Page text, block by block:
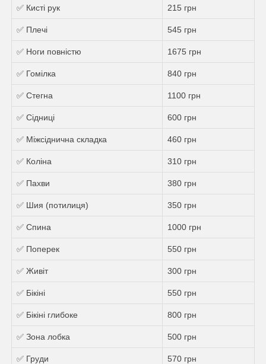
✅ Кисті рук 215 грн
✅ Плечі 545 грн
✅ Ноги повністю 1675 грн
✅ Гомілка 840 грн
✅ Стегна 1100 грн
✅ Сідниці 600 грн
✅ Міжсіднична складка 460 грн
✅ Коліна 310 грн
✅ Пахви 380 грн
✅ Шия (потилиця) 350 грн
✅ Спина 1000 грн
✅ Поперек 550 грн
✅ Живіт 300 грн
✅ Бікіні 550 грн
✅ Бікіні глибоке 800 грн
✅ Зона лобка 500 грн
✅ Груди 570 грн